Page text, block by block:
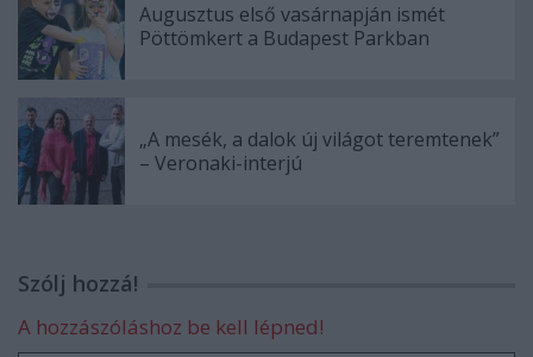
Augusztus első vasárnapján ismét
Pöttömkert a Budapest Parkban
„A mesék, a dalok új világot teremtenek”
– Veronaki-interjú
Szólj hozzá!
A hozzászóláshoz be kell lépned!